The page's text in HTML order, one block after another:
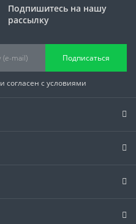
Подпишитесь на нашу
рассылку
Подписаться
и согласен с условиями